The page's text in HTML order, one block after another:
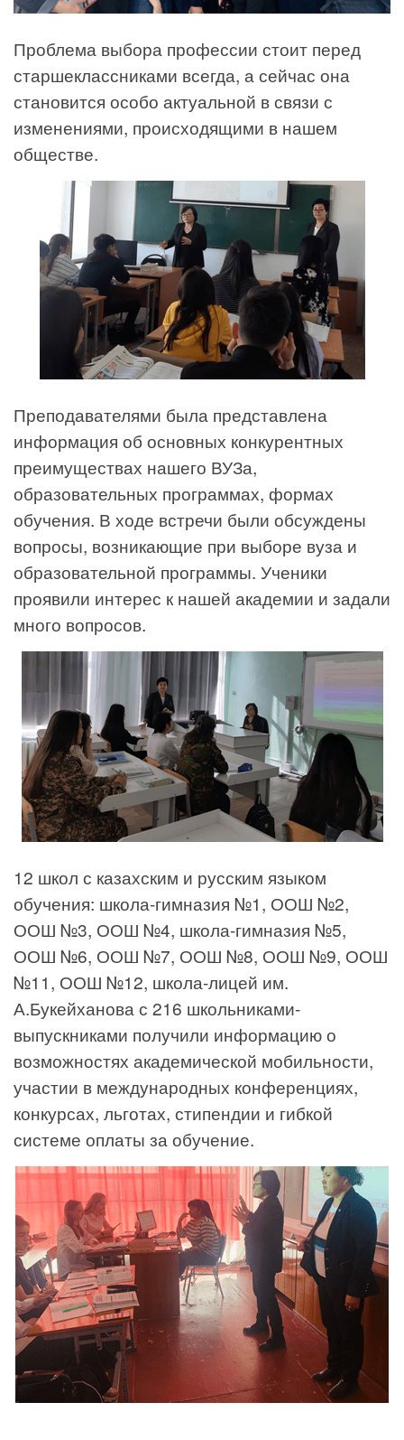
Проблема выбора профессии стоит перед
старшеклассниками всегда, а сейчас она
становится особо актуальной в связи с
изменениями, происходящими в нашем
обществе.
Преподавателями была представлена
информация об основных конкурентных
преимуществах нашего ВУЗа,
образовательных программах, формах
обучения. В ходе встречи были обсуждены
вопросы, возникающие при выборе вуза и
образовательной программы. Ученики
проявили интерес к нашей академии и задали
много вопросов.
12 школ с казахским и русским языком
обучения: школа-гимназия №1, ООШ №2,
ООШ №3, ООШ №4, школа-гимназия №5,
ООШ №6, ООШ №7, ООШ №8, ООШ №9, ООШ
№11, ООШ №12, школа-лицей им.
А.Букейханова с 216 школьниками-
выпускниками получили информацию о
возможностях академической мобильности,
участии в международных конференциях,
конкурсах, льготах, стипендии и гибкой
системе оплаты за обучение.